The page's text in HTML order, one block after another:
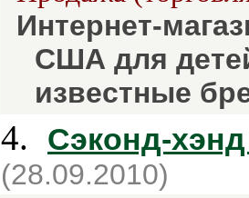
Интернет-
США для
известные
4. Сэконд-
(28.09.2010)